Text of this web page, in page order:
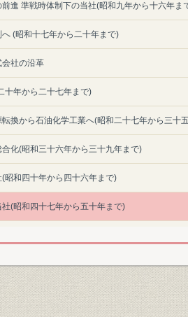
進 準戦時体制下の当社(昭和九年から十六年ま
(昭和十七年から二十年まで)
社の沿革
十年から二十七年まで)
換から石油化学工業へ(昭和二十七年から三十
化(昭和三十六年から三十九年まで)
昭和四十年から四十六年まで)
(昭和四十七年から五十年まで)